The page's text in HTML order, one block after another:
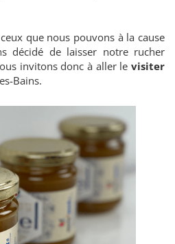
que nous pouvons à la cause
décidé de laisser notre rucher
invitons donc à aller levisiter
Bains.